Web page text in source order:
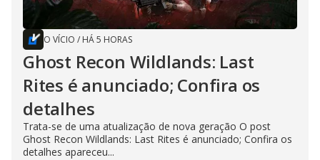
O VÍCIO / HÁ 5 HORAS
Ghost Recon Wildlands: Last
Rites é anunciado; Confira os
detalhes
Trata-se de uma atualização de nova geração O post
Ghost Recon Wildlands: Last Rites é anunciado; Confira os
detalhes apareceu...